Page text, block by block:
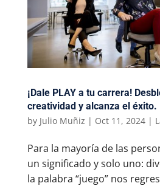
¡Dale PLAY a tu carrera!
creatividad y alcanza el éxito.
by Julio Muñiz | Oct 11, 2024|
Para la mayoría de las
un significado y solo uno:
la palabra “juego” nos